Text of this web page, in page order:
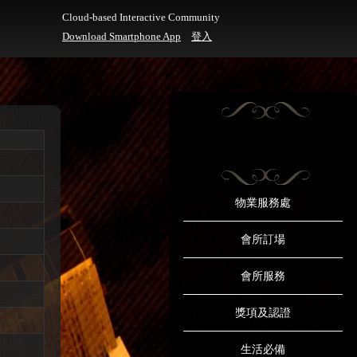
Cloud-based Interactive Community
Download Smartphone App
登入
物業服務處
會所訂場
會所服務
獎項及認證
生活必備